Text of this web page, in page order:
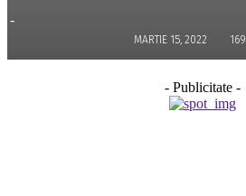
-
MARTIE 15, 2022 169
- Publicitate -